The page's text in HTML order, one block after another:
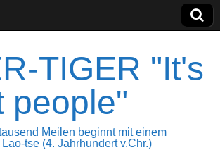
TIGER "It's
people"
Meilen beginnt mit einem
tse (4. Jahrhundert v.Chr.)